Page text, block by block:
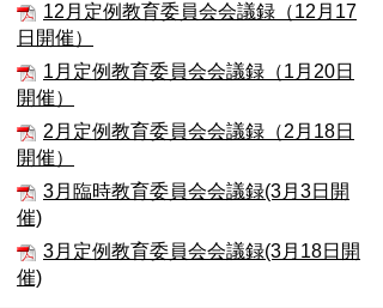
12月定例教育委員会会議録（12月17
日開催）
1月定例教育委員会会議録（1月20日
開催）
2月定例教育委員会会議録（2月18日
開催）
3月臨時教育委員会会議録(3月3日開
催)
3月定例教育委員会会議録(3月18日開
催)